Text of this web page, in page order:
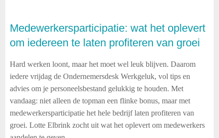
Medewerkersparticipatie: wat het oplevert
om iedereen te laten profiteren van groei
Hard werken loont, maar het moet wel leuk blijven. Daarom
iedere vrijdag de Ondernemersdesk Werkgeluk, vol tips en
advies om je personeelsbestand gelukkig te houden. Met
vandaag: niet alleen de topman een flinke bonus, maar met
medewerkersparticipatie het hele bedrijf laten profiteren van
groei. Lotte Elbrink zocht uit wat het oplevert om medewerkers